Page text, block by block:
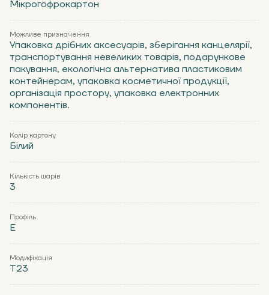
Мікрогофрокартон
Можливе призначення
Упаковка дрібних аксесуарів, зберігання канцелярії,
транспортування невеликих товарів, подарункове
пакування, екологічна альтернатива пластиковим
контейнерам, упаковка косметичної продукції,
організація простору, упаковка електронних
компонентів.
Колір картону
Білий
Кількість шарів
3
Профіль
Е
Модифікація
Т23